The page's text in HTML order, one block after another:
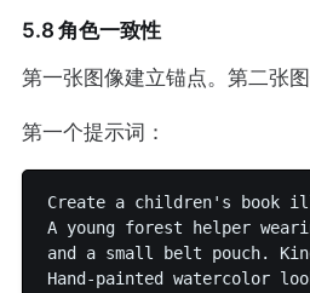
5.8 角色一致性
第一张图像建立锚点。第二张图
第一个提示词：
Create a children's book
A young forest helper
and a small belt pouch.
Hand-painted watercolor